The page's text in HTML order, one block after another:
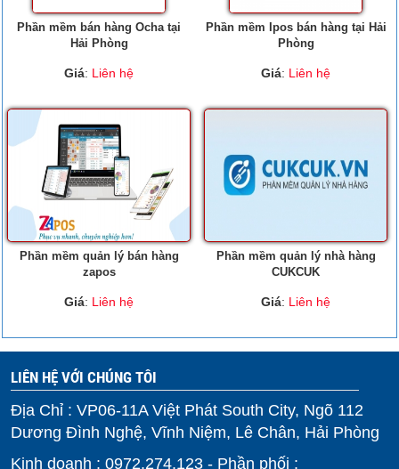
Phần mềm bán hàng Ocha tại
Hải Phòng
Giá: Liên hệ
Phần mềm Ipos bán hàng tại Hải
Phòng
Giá: Liên hệ
Phần mềm quản lý bán hàng
zapos
Giá: Liên hệ
Phần mềm quản lý nhà hàng
CUKCUK
Giá: Liên hệ
LIÊN HỆ VỚI CHÚNG TÔI
Địa Chỉ : VP06-11A Việt Phát South City, Ngõ 112
Dương Đình Nghệ, Vĩnh Niệm, Lê Chân, Hải Phòng
Kinh doanh : 0972.274.123 - Phần phối :